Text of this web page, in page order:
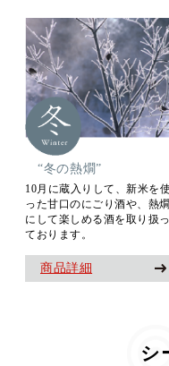
“冬の熱燗”
10月に蔵入りして、新米を使
った甘口のにごり酒や、熱燗
にして楽しめる酒を取り扱っ
ております。
商品詳細
シ